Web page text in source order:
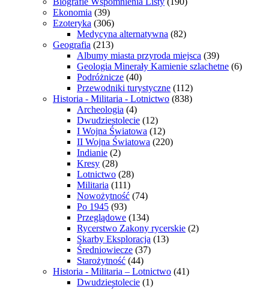
Ekonomia (39)
Ezoteryka (306)
Medycyna alternatywna (82)
Geografia (213)
Albumy miasta przyroda miejsca (39)
Geologia Minerały Kamienie szlachetne (6)
Podróżnicze (40)
Przewodniki turystyczne (112)
Historia - Militaria - Lotnictwo (838)
Archeologia (4)
Dwudziestolecie (12)
I Wojna Światowa (12)
II Wojna Światowa (220)
Indianie (2)
Kresy (28)
Lotnictwo (28)
Militaria (111)
Nowożytność (74)
Po 1945 (93)
Przeglądowe (134)
Rycerstwo Zakony rycerskie (2)
Skarby Eksploracja (13)
Średniowiecze (37)
Starożytność (44)
Historia - Militaria – Lotnictwo (41)
Dwudziestolecie (1)